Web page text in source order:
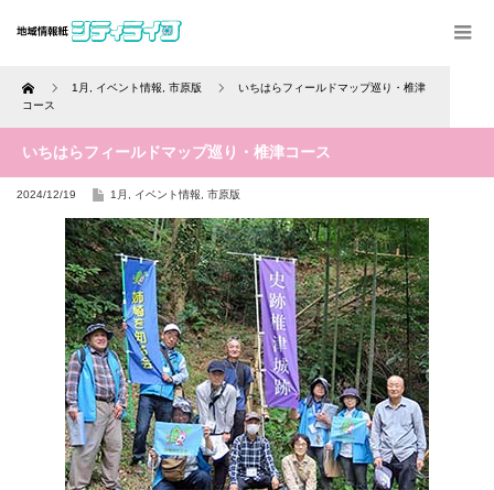
Home 1月 イベント情報 市原版
いちはらフィールドマップ巡り・椎津
コース
いちはらフィールドマップ巡り・椎津コース
2024/12/19 1月 イベント情報 市原版